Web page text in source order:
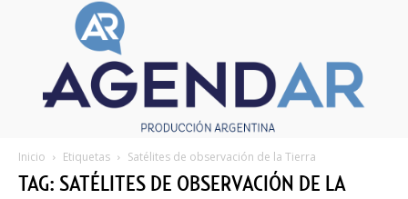
Inicio Etiquetas Satélites de observación de la Tierra
TAG: SATÉLITES DE OBSERVACIÓN DE LA